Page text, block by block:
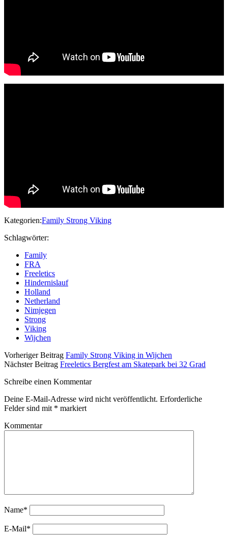
Kategorien:Family Strong Viking
Schlagwörter:
Family
FRA
Freeletics
Hindernislauf
Holland
Netherland
Nimjegen
Strong
Viking
Wijchen
Vorheriger Beitrag Family Strong Viking in Wijchen
Nächster Beitrag Freeletics Bergfest am Skatepark bei 32 Grad
Schreibe einen Kommentar
Deine E-Mail-Adresse wird nicht veröffentlicht. Erforderliche
Felder sind mit * markiert
Kommentar
Name*
E-Mail*